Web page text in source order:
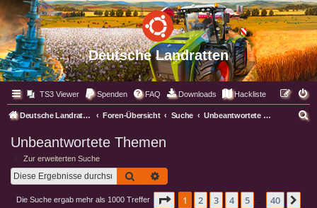
Deutsche Landratten
TS3 Viewer Spenden FAQ Downloads Hackliste
Deutsche Landratten Foren-Übersicht Suche Unbeantwortete Themen
Unbeantwortete Themen
Zur erweiterten Suche
Suche
Die Suche ergab mehr als 1000 Treffer Seite 1von 40
1 2 3 4 5 40